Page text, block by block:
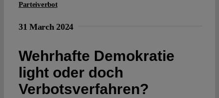
Authors
Spotlight
Parteiverbot
31 March 2024
Wehrhafte Demokratie
light oder doch
Verbotsverfahren?